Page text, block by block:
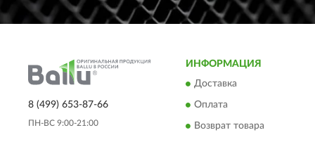
8 (499) 653-87-66
ПН-ВС 9:00-21:00
ИНФОРМАЦИЯ
Доставка
Оплата
Возврат товара